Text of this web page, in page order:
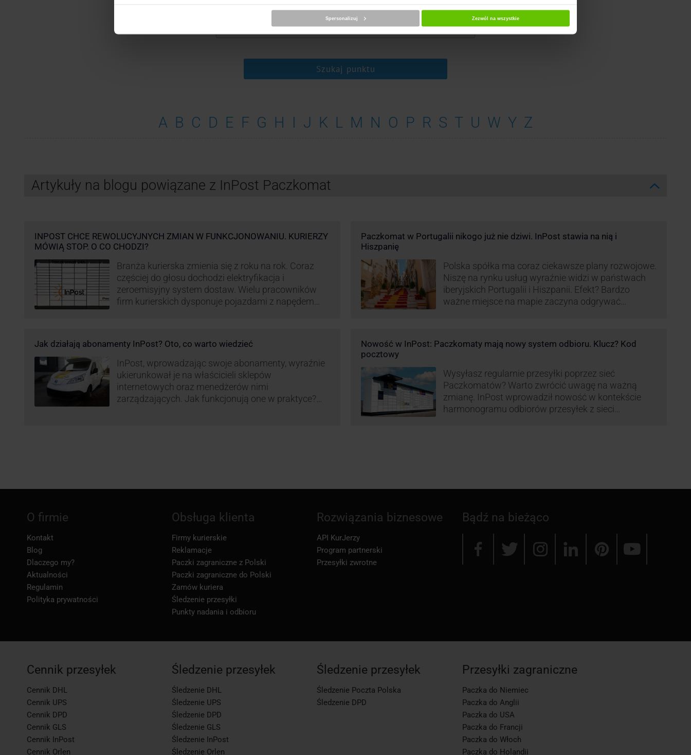
Spersonalizuj Zezwól na wszystkie
Szukaj punktu
A B C D E F G H I J K L M N O P R S T U W Y Z
Artykuły na blogu powiązane z InPost Paczkomat
INPOST CHCE REWOLUCYJNYCH ZMIAN W FUNKCJONOWANIU. KURIERZY
MÓWIĄ STOP. O CO CHODZI?
Branża kurierska zmienia się z roku na rok. Coraz
częściej do głosu dochodzi elektryfikacja i
zeroemisyjny system dostaw. Wielu pracowników
firm kurierskich dysponuje pojazdami z napędem
postanowił wprowadzić również InPost. To
wzbudziło ogromny sprzeciw pracowników …
Paczkomat w Portugalii nikogo już nie dziwi. InPost stawia na nią i
Hiszpanię
Polska spółka ma coraz ciekawsze plany rozwojowe.
Niszę na rynku usług wyraźnie widzi w państwach
iberyjskich Portugalii i Hiszpanii. Efekt? Bardzo
ważne miejsce na mapie zaczyna odgrywać
Jak działają abonamenty InPost? Oto, co warto wiedzieć
InPost, wprowadzając swoje abonamenty, wyraźnie
ukierunkował je na właścicieli sklepów
internetowych oraz menedżerów nimi
zarządzających. Jak funkcjonują one w praktyce?
Nowość w InPost: Paczkomaty mają nowy system odbioru. Klucz? Kod
pocztowy
Wysyłasz regularnie przesyłki poprzez sieć
Paczkomatów? Warto zwrócić uwagę na ważną
zmianę. InPost wprowadził nowość w kontekście
harmonogramu odbiorów przesyłek z sieci
Bądź na bieżąco
O firmie
Kontakt
Blog
Dlaczego my?
Aktualności
Regulamin
Polityka prywatności
Obsługa klienta
Firmy kurierskie
Reklamacje
Paczki zagraniczne z Polski
Paczki zagraniczne do Polski
Zamów kuriera
Śledzenie przesyłki
Punkty nadania i odbioru
Rozwiązania biznesowe
API KurJerzy
Program partnerski
Przesyłki zwrotne
Cennik przesyłek
Cennik DHL
Cennik UPS
Cennik DPD
Cennik GLS
Cennik InPost
Cennik Orlen
Śledzenie przesyłek
Śledzenie DHL
Śledzenie UPS
Śledzenie DPD
Śledzenie GLS
Śledzenie InPost
Śledzenie Orlen
Śledzenie przesyłek
Śledzenie Poczta Polska
Śledzenie DPD
Przesyłki zagraniczne
Paczka do Niemiec
Paczka do Anglii
Paczka do USA
Paczka do Francji
Paczka do Włoch
Paczka do Holandii